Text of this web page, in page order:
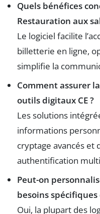
Quels bénéfices
Restauration aux
Le logiciel facilite
billetterie en ligne,
simplifie la
Comment assurer
outils digitaux CE ?
Les solutions
informations
cryptage avancés et
authentification
Peut-on
besoins spécifiques
Oui, la plupart des